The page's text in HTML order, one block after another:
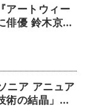
アートウィー
俳優 鈴木京香
ニュア
の結晶」